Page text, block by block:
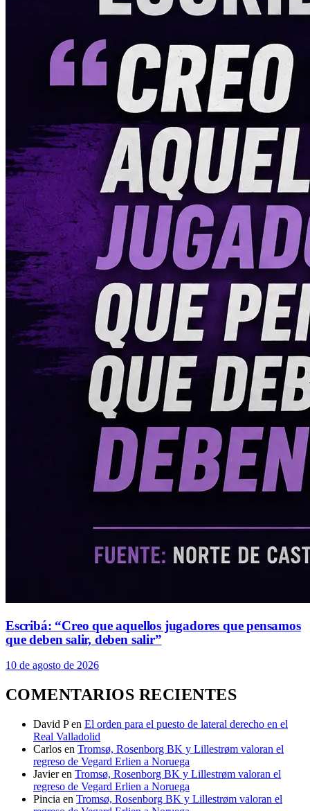
Escribá: “Creo que aquellos jugadores que pensamos
que deben salir, deben salir”
10 de agosto de 2026
COMENTARIOS RECIENTES
David P en El orden para el puesto de lateral derecho en el
Real Valladolid
Carlos en Tromsø, Rosenborg BK y Lillestrøm valoran el
regreso de Vegard Erlien a Noruega
Javier en Tromsø, Rosenborg BK y Lillestrøm valoran el
regreso de Vegard Erlien a Noruega
Pincia en Tromsø, Rosenborg BK y Lillestrøm valoran el